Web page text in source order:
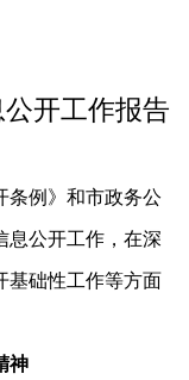
开工作报告
例》和市政务公
息公开工作，在深
基础性工作等方面
神